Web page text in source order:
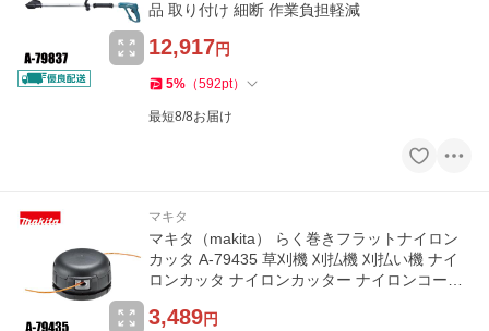
品 取り付け 細断 作業負担軽減
12,917円
5% （592pt）
最短8/8お届け
マキタ
マキタ（makita） らく巻きフラットナイロン
カッタ A-79435 草刈機 刈払機 刈払い機 ナイ
ロンカッタ ナイロンカッター ナイロンコード
3,489円